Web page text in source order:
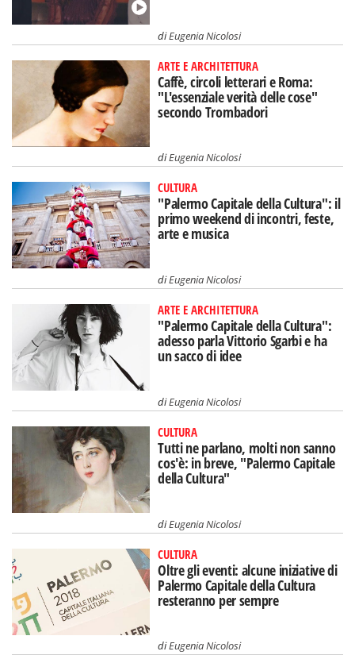
diEugenia Nicolosi
ARTE E ARCHITETTURA
Caffè, circoli letterari e Roma:
"L'essenziale verità delle cose"
secondo Trombadori
diEugenia Nicolosi
CULTURA
"Palermo Capitale della Cultura": il
primo weekend di incontri, feste,
arte e musica
diEugenia Nicolosi
ARTE E ARCHITETTURA
"Palermo Capitale della Cultura":
adesso parla Vittorio Sgarbi e ha
un sacco di idee
diEugenia Nicolosi
CULTURA
Tutti ne parlano, molti non sanno
cos'è: in breve, "Palermo Capitale
della Cultura"
diEugenia Nicolosi
CULTURA
Oltre gli eventi: alcune iniziative di
Palermo Capitale della Cultura
resteranno per sempre
diEugenia Nicolosi